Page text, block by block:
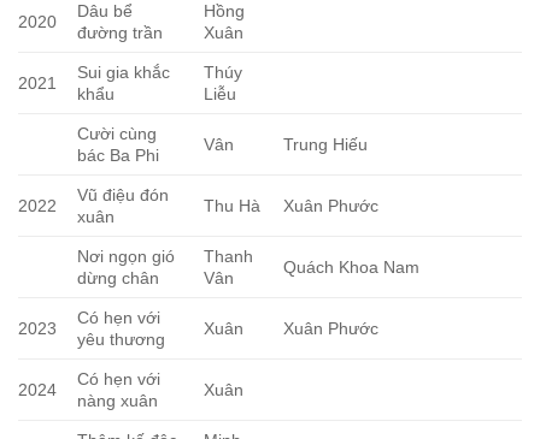
2020
Dâu bể
đường trần
Hồng
Xuân
2021
Sui gia khắc
khẩu
Thúy
Liễu
Cười cùng
bác Ba Phi
Vân Trung Hiếu
2022
Vũ điệu đón
xuân
Thu Hà Xuân Phước
Nơi ngọn gió
dừng chân
Thanh
Vân
Quách Khoa Nam
2023
Có hẹn với
yêu thương
Xuân Xuân Phước
2024
Có hẹn với
nàng xuân
Xuân